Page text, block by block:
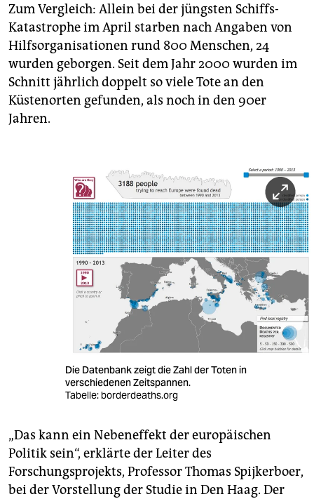
Zum Vergleich: Allein bei der jüngsten Schiffs-
Katastrophe im April starben nach Angaben von
Hilfsorganisationen rund 800 Menschen, 24
wurden geborgen. Seit dem Jahr 2000 wurden im
Schnitt jährlich doppelt so viele Tote an den
Küstenorten gefunden, als noch in den 90er
Jahren.
Die Datenbank zeigt die Zahl der Toten in
verschiedenen Zeitspannen.
Tabelle: borderdeaths.org
„Das kann ein Nebeneffekt der europäischen
Politik sein“, erklärte der Leiter des
Forschungsprojekts, Professor Thomas Spijkerboer,
bei der Vorstellung der Studie in Den Haag. Der